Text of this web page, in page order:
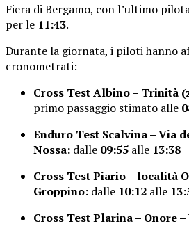
Fiera di Bergamo, con l’ultimo
per le 11:43.
Durante la giornata, i piloti hanno
cronometrati:
Cross Test Albino – Trinità
primo passaggio stimato alle
Enduro Test Scalvina – Via
Nossa: dalle 09:55 alle 13:38
Cross Test Piario – località
Groppino: dalle 10:12 alle
Cross Test Plarina – Onore